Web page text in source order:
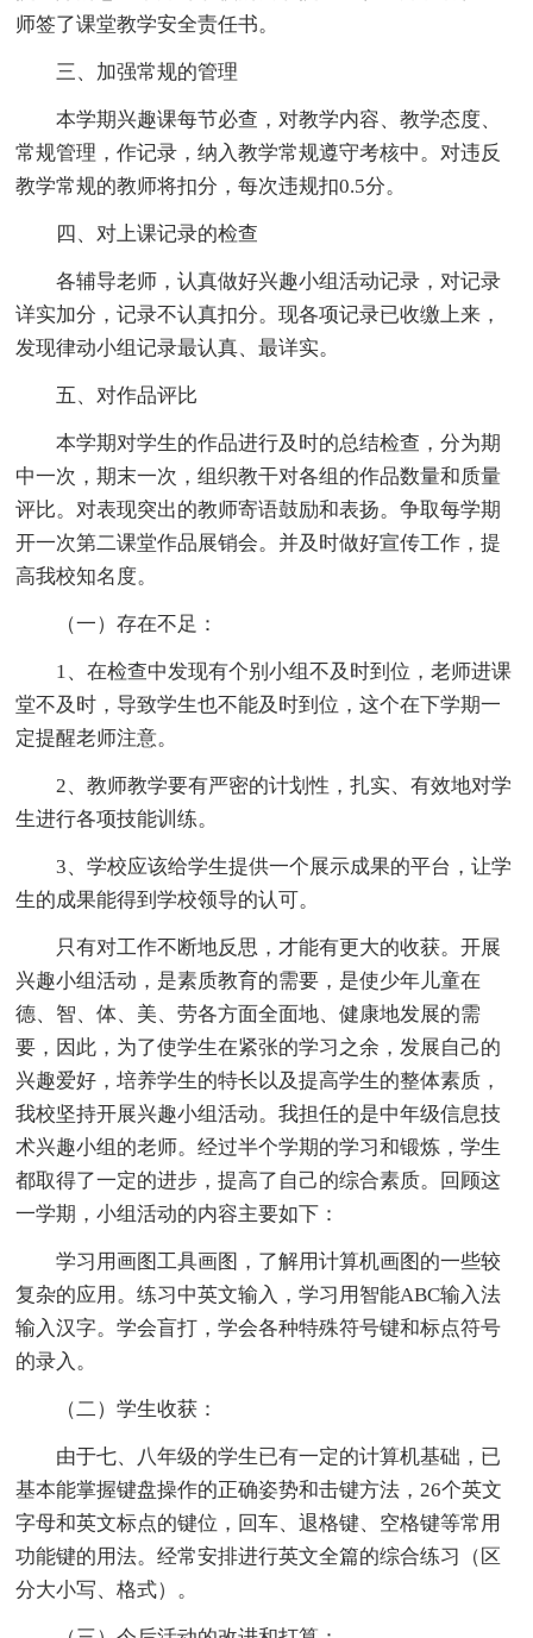
师签了课堂教学安全责任书。
三、加强常规的管理
本学期兴趣课每节必查，对教学内容、教学态度、
常规管理，作记录，纳入教学常规遵守考核中。对违反
教学常规的教师将扣分，每次违规扣0.5分。
四、对上课记录的检查
各辅导老师，认真做好兴趣小组活动记录，对记录
详实加分，记录不认真扣分。现各项记录已收缴上来，
发现律动小组记录最认真、最详实。
五、对作品评比
本学期对学生的作品进行及时的总结检查，分为期
中一次，期末一次，组织教干对各组的作品数量和质量
评比。对表现突出的教师寄语鼓励和表扬。争取每学期
开一次第二课堂作品展销会。并及时做好宣传工作，提
高我校知名度。
（一）存在不足：
1、在检查中发现有个别小组不及时到位，老师进课
堂不及时，导致学生也不能及时到位，这个在下学期一
定提醒老师注意。
2、教师教学要有严密的计划性，扎实、有效地对学
生进行各项技能训练。
3、学校应该给学生提供一个展示成果的平台，让学
生的成果能得到学校领导的认可。
只有对工作不断地反思，才能有更大的收获。开展
兴趣小组活动，是素质教育的需要，是使少年儿童在
德、智、体、美、劳各方面全面地、健康地发展的需
要，因此，为了使学生在紧张的学习之余，发展自己的
兴趣爱好，培养学生的特长以及提高学生的整体素质，
我校坚持开展兴趣小组活动。我担任的是中年级信息技
术兴趣小组的老师。经过半个学期的学习和锻炼，学生
都取得了一定的进步，提高了自己的综合素质。回顾这
一学期，小组活动的内容主要如下：
学习用画图工具画图，了解用计算机画图的一些较
复杂的应用。练习中英文输入，学习用智能ABC输入法
输入汉字。学会盲打，学会各种特殊符号键和标点符号
的录入。
（二）学生收获：
由于七、八年级的学生已有一定的计算机基础，已
基本能掌握键盘操作的正确姿势和击键方法，26个英文
字母和英文标点的键位，回车、退格键、空格键等常用
功能键的用法。经常安排进行英文全篇的综合练习（区
分大小写、格式）。